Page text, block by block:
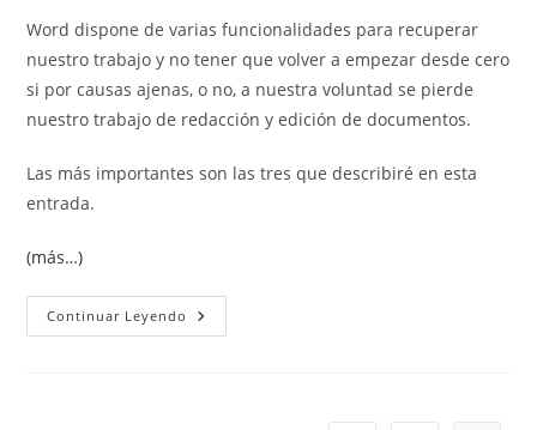
Word dispone de varias funcionalidades para recuperar
nuestro trabajo y no tener que volver a empezar desde cero
si por causas ajenas, o no, a nuestra voluntad se pierde
nuestro trabajo de redacción y edición de documentos.
Las más importantes son las tres que describiré en esta
entrada.
(más…)
Continuar Leyendo Cómo
Recuperar